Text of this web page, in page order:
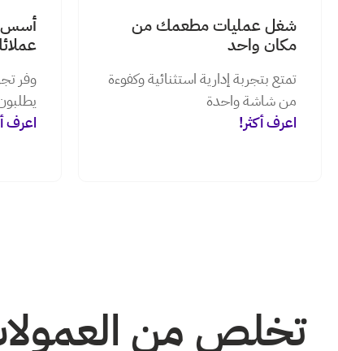
شغل عمليات مطعمك من
مكان واحد
تمتع بتجربة إدارية استثنائية وكفوءة
من شاشة واحدة
اعرف أكثر!
أسس
وفر
اعرف